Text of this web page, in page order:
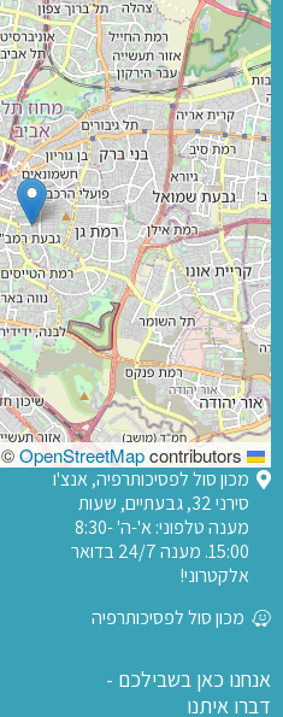
©OpenStreetMapcontributors
מכון סול לפסיכותרפיה, אנצ'ו
סירני 32, גבעתיים, שעות
מענה טלפוני: א'-ה' 8:30-
15:00. מענה 24/7 בדואר
אלקטרוני!
מכון סול לפסיכותרפיה
אנחנו כאן בשבילכם -
דברו איתנו